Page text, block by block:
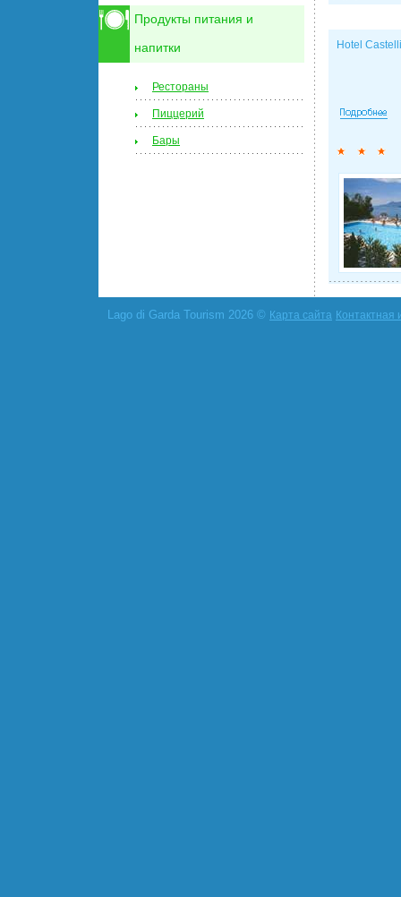
Hotel Castelli
Продукты питания и
напитки
Рестораны
Пиццерий
Бары
Lago di Garda Tourism 2026 © Карта сайта